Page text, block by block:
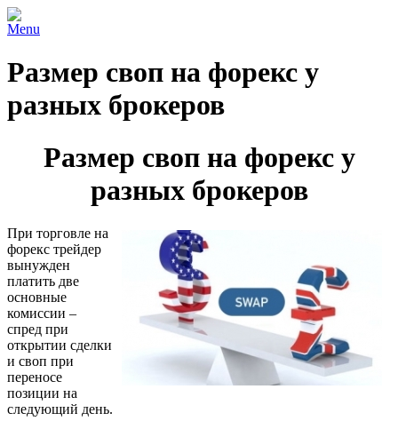
Menu
Размер своп на форекс у
разных брокеров
Размер своп на форекс у
разных брокеров
При торговле на
форекс трейдер
вынужден
платить две
основные
комиссии –
спред при
открытии сделки
и своп при
переносе
позиции на
следующий день.